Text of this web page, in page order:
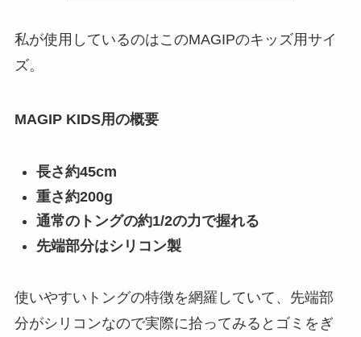
私が使用しているのはこのMAGIPのキッズ用サイ
ズ。
MAGIP KIDS用の概要
長さ約45cm
重さ約200g
通常のトングの約1/2の力で握れる
先端部分はシリコン製
使いやすいトングの特徴を網羅していて、先端部
分がシリコンなので実際に拾ってみるとゴミをぎ